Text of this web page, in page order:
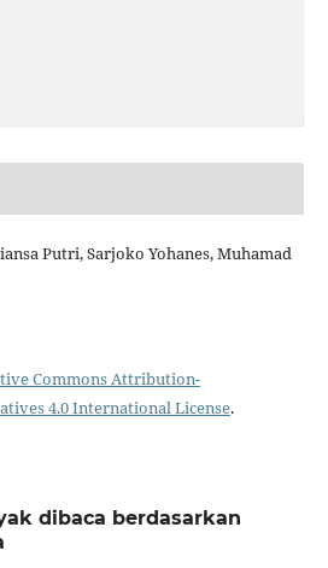
Putri, Sarjoko Yohanes, Muhamad
Commons Attribution-
4.0 International License.
dibaca berdasarkan